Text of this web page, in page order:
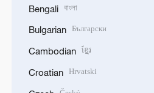
Bengali বাংলা
Bulgarian Български
Cambodian ខ្មែរ
Croatian Hrvatski